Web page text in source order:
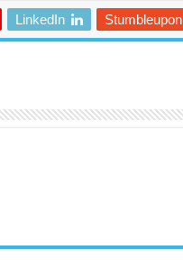
Stumbleupon
LinkedIn